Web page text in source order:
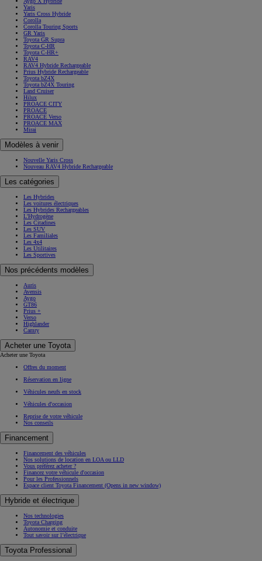
Yaris
Yaris Cross Hybride
Corolla
Corolla Touring Sports
GR Yaris
Toyota GR Supra
Toyota C-HR
Toyota C-HR+
RAV4
RAV4 Hybride Rechargeable
Prius Hybride Rechargeable
Toyota bZ4X
Toyota bZ4X Touring
Land Cruiser
Hilux
PROACE CITY
PROACE
PROACE Verso
PROACE MAX
Mirai
Modèles à venir
Nouvelle Yaris Cross
Nouveau RAV4 Hybride Rechargeable
Les catégories
Les Hybrides
Les voitures électriques
Les Hybrides Rechargeables
L'Hydrogène
Les Citadines
Les SUV
Les Familiales
Les 4x4
Les Utilitaires
Les Sportives
Nos précédents modèles
Auris
Avensis
Aygo
GT86
Prius +
Verso
Highlander
Camry
Acheter une Toyota
Acheter une Toyota
Offres du moment
Réservation en ligne
Véhicules neufs en stock
Véhicules d'occasion
Reprise de votre véhicule
Nos conseils
Financement
Financement des véhicules
Nos solutions de location en LOA ou LLD
Vous préférez acheter ?
Financez votre véhicule d'occasion
Pour les Professionnels
Espace client Toyota Financement (Opens in new window)
Hybride et électrique
Nos technologies
Toyota Charging
Autonomie et conduite
Tout savoir sur l’électrique
Toyota Professional